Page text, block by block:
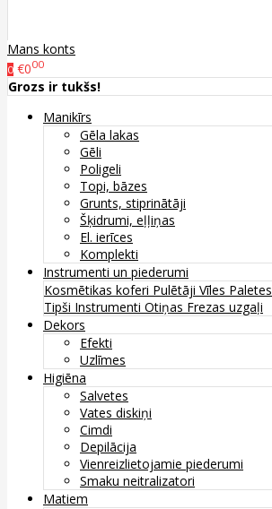
Mans konts
0 €000
Grozs ir tukšs!
Manikīrs
Gēla lakas
Gēli
Poligeli
Topi, bāzes
Grunts, stiprinātāji
Šķidrumi, eļļiņas
El. ierīces
Komplekti
Instrumenti un piederumi
Kosmētikas koferi Pulētāji Vīles Paletes
Tipši Instrumenti Otiņas Frezas uzgaļi
Dekors
Efekti
Uzlīmes
Higiēna
Salvetes
Vates diskiņi
Cimdi
Depilācija
Vienreizlietojamie piederumi
Smaku neitralizatori
Matiem